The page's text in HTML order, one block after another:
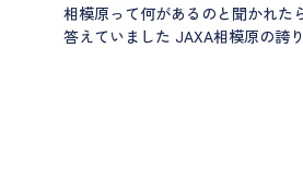
相模原って何があるのと聞かれた
答えていました JAXA相模原の誇